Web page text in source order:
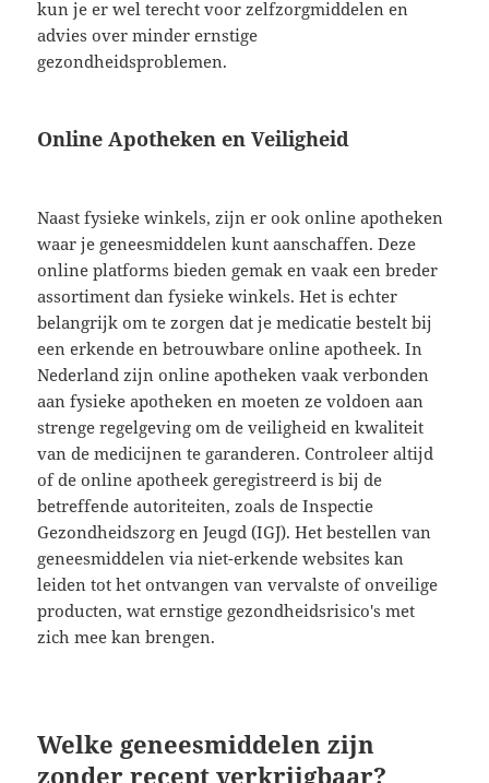
kun je er wel terecht voor zelfzorgmiddelen en
advies over minder ernstige
gezondheidsproblemen.
Online Apotheken en Veiligheid
Naast fysieke winkels, zijn er ook online apotheken
waar je geneesmiddelen kunt aanschaffen. Deze
online platforms bieden gemak en vaak een breder
assortiment dan fysieke winkels. Het is echter
belangrijk om te zorgen dat je medicatie bestelt bij
een erkende en betrouwbare online apotheek. In
Nederland zijn online apotheken vaak verbonden
aan fysieke apotheken en moeten ze voldoen aan
strenge regelgeving om de veiligheid en kwaliteit
van de medicijnen te garanderen. Controleer altijd
of de online apotheek geregistreerd is bij de
betreffende autoriteiten, zoals de Inspectie
Gezondheidszorg en Jeugd (IGJ). Het bestellen van
geneesmiddelen via niet-erkende websites kan
leiden tot het ontvangen van vervalste of onveilige
producten, wat ernstige gezondheidsrisico's met
zich mee kan brengen.
Welke geneesmiddelen zijn
zonder recept verkrijgbaar?